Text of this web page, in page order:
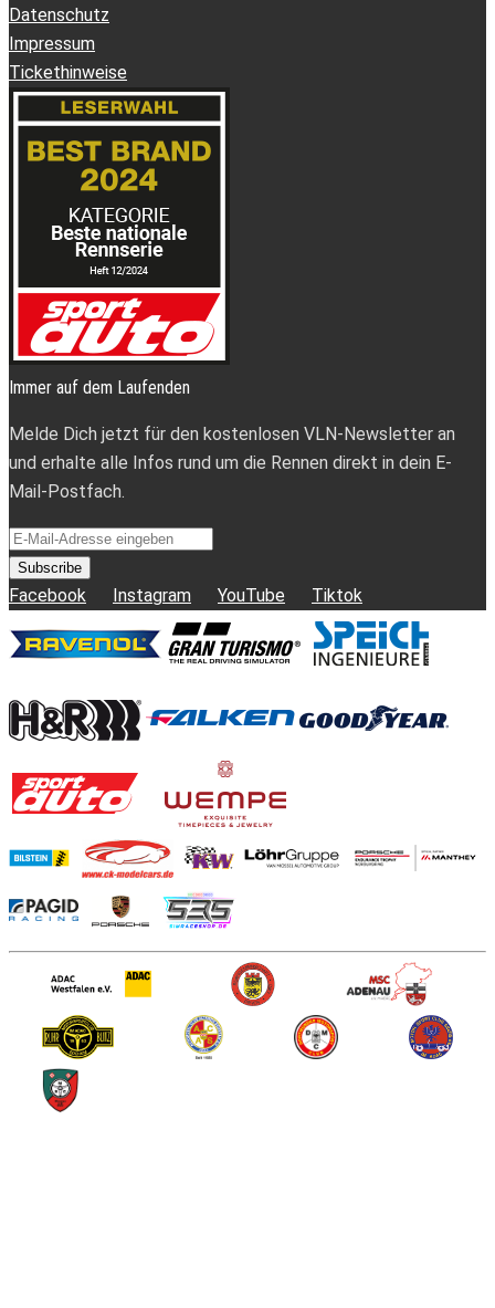
Datenschutz
Impressum
Tickethinweise
Immer auf dem Laufenden
Melde Dich jetzt für den kostenlosen VLN-Newsletter an
und erhalte alle Infos rund um die Rennen direkt in dein E-
Mail-Postfach.
Subscribe
Facebook Instagram YouTube Tiktok